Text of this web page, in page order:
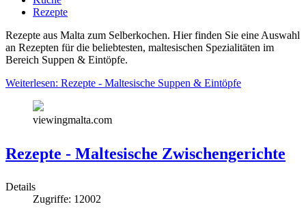
Rezepte
Rezepte aus Malta zum Selberkochen. Hier finden Sie eine Auswahl
an Rezepten für die beliebtesten, maltesischen Spezialitäten im
Bereich Suppen & Eintöpfe.
Weiterlesen: Rezepte - Maltesische Suppen & Eintöpfe
viewingmalta.com
Rezepte - Maltesische Zwischengerichte
Details
Zugriffe: 12002